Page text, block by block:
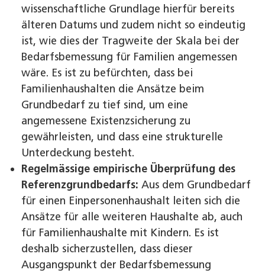
wissenschaftliche Grundlage hierfür bereits
älteren Datums und zudem nicht so eindeutig
ist, wie dies der Tragweite der Skala bei der
Bedarfsbemessung für Familien angemessen
wäre. Es ist zu befürchten, dass bei
Familienhaushalten die Ansätze beim
Grundbedarf zu tief sind, um eine
angemessene Existenzsicherung zu
gewährleisten, und dass eine strukturelle
Unterdeckung besteht.
Regelmässige empirische Überprüfung des
Referenzgrundbedarfs: Aus dem Grundbedarf
für einen Einpersonenhaushalt leiten sich die
Ansätze für alle weiteren Haushalte ab, auch
für Familienhaushalte mit Kindern. Es ist
deshalb sicherzustellen, dass dieser
Ausgangspunkt der Bedarfsbemessung